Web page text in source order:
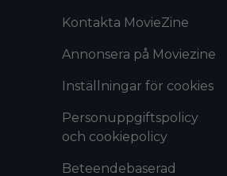
Kontakta MovieZine
Annonsera på Moviezine
Inställningar för cookies
Personuppgiftspolicy
och cookiepolicy
Beteendebaserad